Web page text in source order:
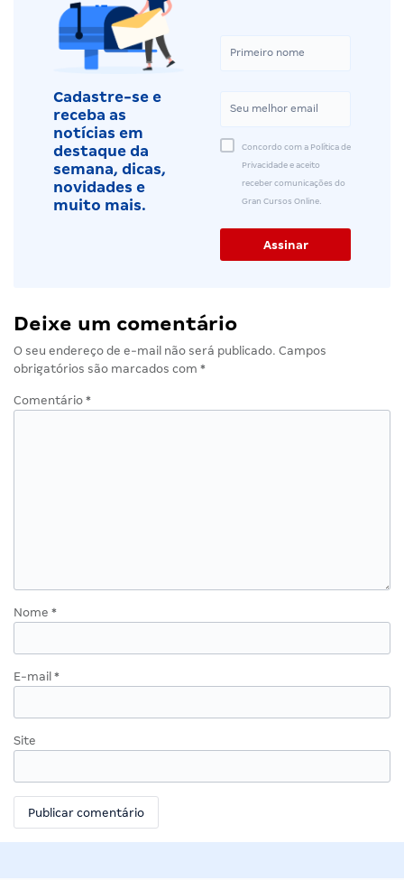
Cadastre-se e
receba as
notícias em
destaque da
semana, dicas,
novidades e
muito mais.
Concordo com a Política de
Privacidade e aceito
receber comunicações do
Gran Cursos Online.
Deixe um comentário
O seu endereço de e-mail não será publicado. Campos
obrigatórios são marcados com *
Comentário *
Nome *
E-mail *
Site